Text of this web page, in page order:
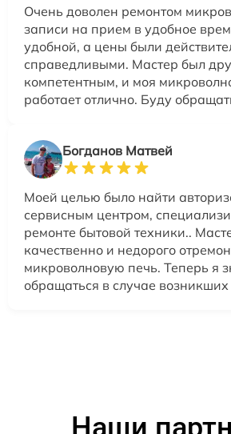
Очень доволен ремонтом
записи на прием в удобное
удобной, а цены были
справедливыми. Мастер был
компетентным, и моя
работает отлично. Буду
Богданов Матвей
Моей целью было найти
сервисным центром,
ремонте бытовой техники..
качественно и недорого
микроволновую печь. Теперь я
обращаться в случае